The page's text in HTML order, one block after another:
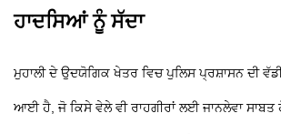
ਹਾਦਸਿਆਂ ਨੂੰ ਸੱਦਾ
ਮੁਹਾਲੀ ਦੇ ਉਦਯੋਗਿਕ ਖੇਤਰ ਵਿਚ ਪੁਲਿਸ ਪ੍ਰਸ਼ਾਸਨ ਦੀ
ਆਈ ਹੈ, ਜੋ ਕਿਸੇ ਵੇਲੇ ਵੀ ਰਾਹਗੀਰਾਂ ਲਈ ਜਾਨਲੇਵਾ